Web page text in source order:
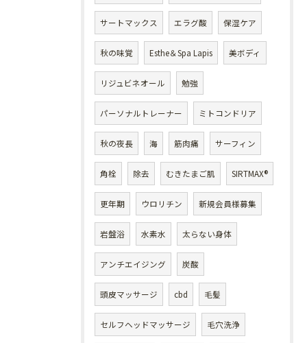
サートマックス エラグ酸 保湿ケア
秋の味覚 Esthe＆Spa Lapis 美ボディ
リジュビネオール 勉強
パーソナルトレーナー ミトコンドリア
秋の夜長 海 筋肉痛 サーフィン
角栓 除去 むきたまご肌 SIRTMAX®
更年期 ウロリチン 新規会員様募集
岩盤浴 水素水 太らない身体
アンチエイジング 炭酸
頭皮マッサージ cbd 毛髪
セルフヘッドマッサージ 毛穴洗浄